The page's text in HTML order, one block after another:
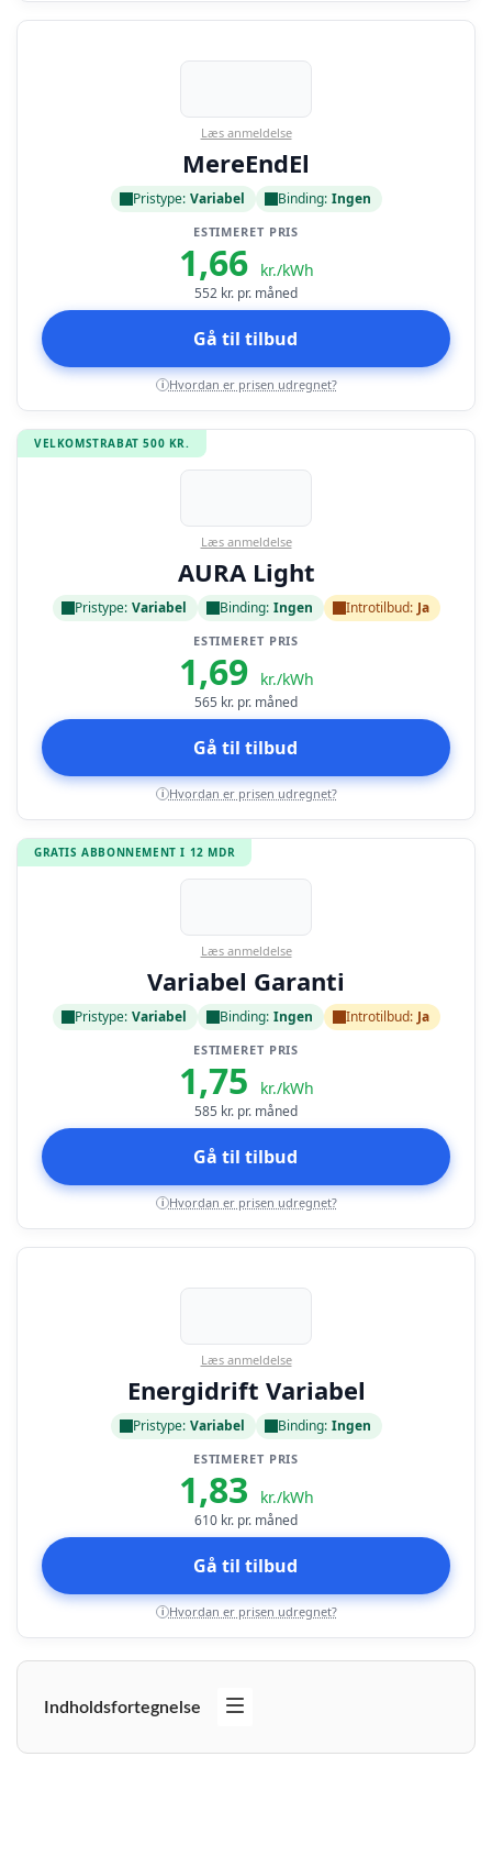
Læs anmeldelse
MereEndEl
Pristype: Variabel Binding: Ingen
ESTIMERET PRIS
1,66 kr./kWh
552 kr. pr. måned
Gå til tilbud
i Hvordan er prisen udregnet?
VELKOMSTRABAT 500 KR.
Læs anmeldelse
AURA Light
Pristype: Variabel Binding: Ingen Introtilbud: Ja
ESTIMERET PRIS
1,69 kr./kWh
565 kr. pr. måned
Gå til tilbud
i Hvordan er prisen udregnet?
GRATIS ABBONNEMENT I 12 MDR
Læs anmeldelse
Variabel Garanti
Pristype: Variabel Binding: Ingen Introtilbud: Ja
ESTIMERET PRIS
1,75 kr./kWh
585 kr. pr. måned
Gå til tilbud
i Hvordan er prisen udregnet?
Læs anmeldelse
Energidrift Variabel
Pristype: Variabel Binding: Ingen
ESTIMERET PRIS
1,83 kr./kWh
610 kr. pr. måned
Gå til tilbud
i Hvordan er prisen udregnet?
Indholdsfortegnelse